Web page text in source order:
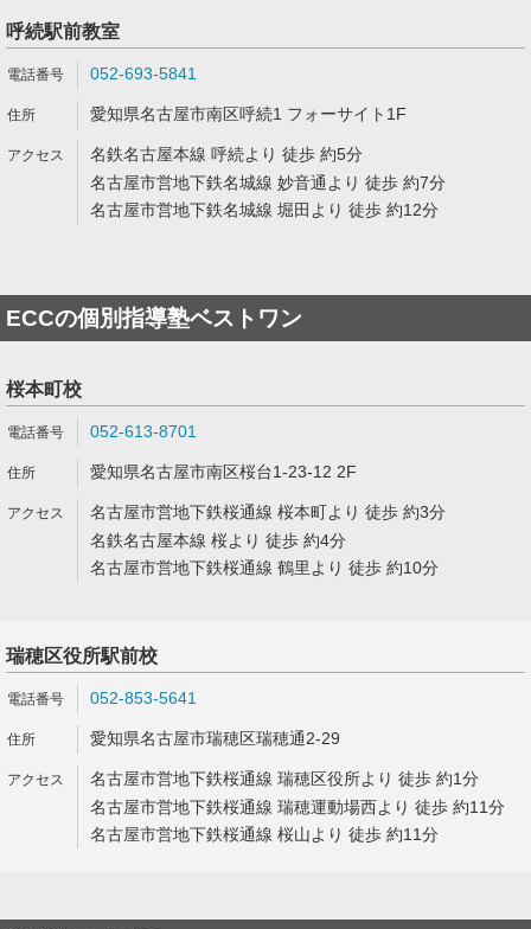
呼続駅前教室
052-693-5841
愛知県名古屋市南区呼続1 フォーサイト1F
名鉄名古屋本線 呼続より 徒歩 約5分
名古屋市営地下鉄名城線 妙音通より 徒歩 約7分
名古屋市営地下鉄名城線 堀田より 徒歩 約12分
ECCの個別指導塾ベストワン
桜本町校
052-613-8701
愛知県名古屋市南区桜台1-23-12 2F
名古屋市営地下鉄桜通線 桜本町より 徒歩 約3分
名鉄名古屋本線 桜より 徒歩 約4分
名古屋市営地下鉄桜通線 鶴里より 徒歩 約10分
瑞穂区役所駅前校
052-853-5641
愛知県名古屋市瑞穂区瑞穂通2-29
名古屋市営地下鉄桜通線 瑞穂区役所より 徒歩 約1分
名古屋市営地下鉄桜通線 瑞穂運動場西より 徒歩 約11分
名古屋市営地下鉄桜通線 桜山より 徒歩 約11分